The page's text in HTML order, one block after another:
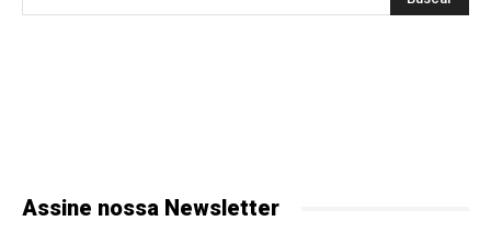
Assine nossa Newsletter